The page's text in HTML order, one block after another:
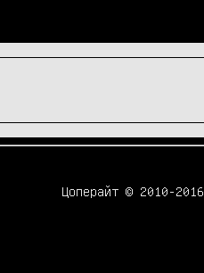
Цоперайт © 2010-2016